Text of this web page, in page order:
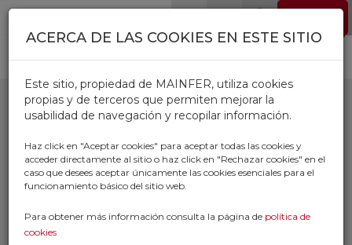
Pasar al contenido principal
TUBERIA TALADRINA
Inicio
Productos
ENGRASE Y LUBRICANTES
TUBERIA TALADRINA
ACERCA DE LAS COOKIES EN ESTE SITIO
Este sitio, propiedad de MAINFER, utiliza cookies
propias y de terceros que permiten mejorar la
usabilidad de navegación y recopilar información.
Haz click en "Aceptar cookies" para aceptar todas las cookies y
acceder directamente al sitio o haz click en "Rechazar cookies" en el
caso que desees aceptar únicamente las cookies esenciales para el
funcionamiento básico del sitio web.
Para obtener más información consulta la página de política de
cookies